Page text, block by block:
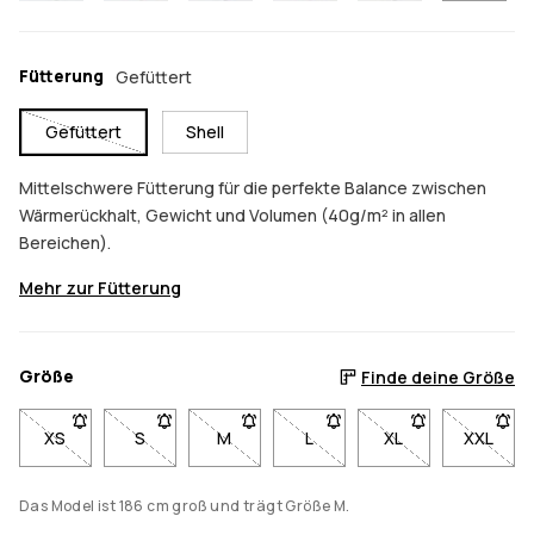
Fütterung Gefüttert
Gefüttert Shell
Mittelschwere Fütterung für die perfekte Balance zwischen
Wärmerückhalt, Gewicht und Volumen (40g/m² in allen
Bereichen).
Mehr zur Fütterung
Größe Finde deine Größe
XS- Größe XS nicht verfügbar. Klicke, um benachrichtigt zu
S- Größe S nicht verfügbar. Klicke, um
M- Größe M nicht verfügbar. Klicke, um
L- Größe L nicht verfügbar.
XL- Größe XL nicht
XXL
-
Das Model ist 186 cm groß und trägt Größe M.